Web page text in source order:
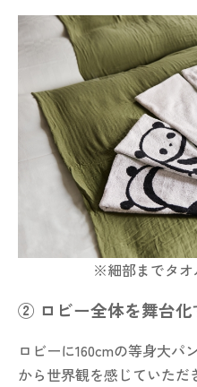
※細部までタオ
② ロビー全体を舞台化
ロビーに160cmの等身大パ
から世界観を感じていただ